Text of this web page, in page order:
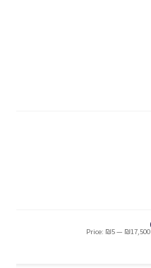
Price: ₪5— ₪17,500